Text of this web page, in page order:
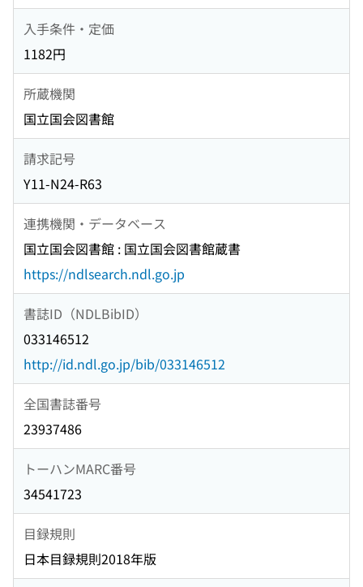
入手条件・定価
1182円
所蔵機関
国立国会図書館
請求記号
Y11-N24-R63
連携機関・データベース
国立国会図書館 : 国立国会図書館蔵書
https://ndlsearch.ndl.go.jp
書誌ID（NDLBibID）
033146512
http://id.ndl.go.jp/bib/033146512
全国書誌番号
23937486
トーハンMARC番号
34541723
目録規則
日本目録規則2018年版